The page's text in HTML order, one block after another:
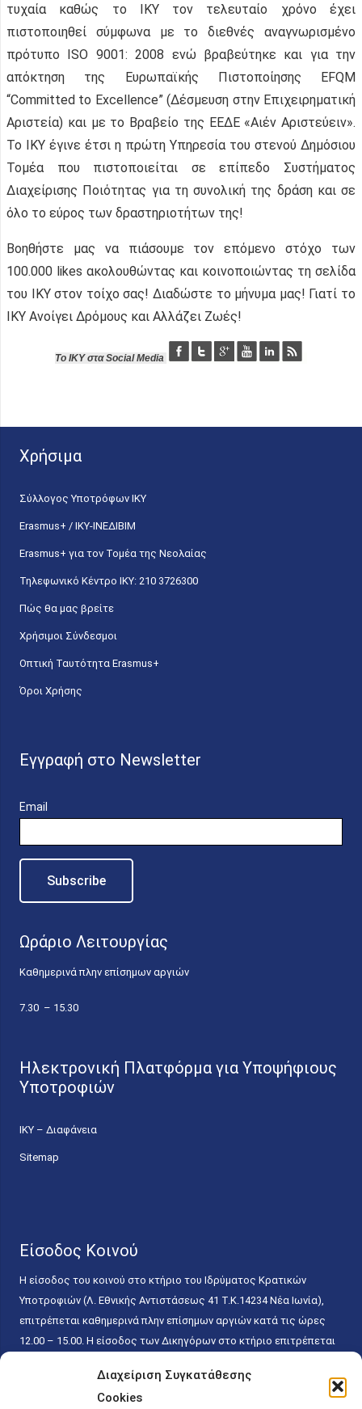
Διαχείριση Συγκατάθεσης
Cookies
τυχαία καθώς το ΙΚΥ τον τελευταίο χρόνο έχει
πιστοποιηθεί σύμφωνα με το διεθνές αναγνωρισμένο
πρότυπο ISO 9001: 2008 ενώ βραβεύτηκε και για την
απόκτηση της Ευρωπαϊκής Πιστοποίησης EFQM
“Committed to Excellence” (Δέσμευση στην Επιχειρηματική
Αριστεία) και με το Βραβείο της ΕΕΔΕ «Αιέν Αριστεύειν».
Το ΙΚΥ έγινε έτσι η πρώτη Υπηρεσία του στενού Δημόσιου
Τομέα που πιστοποιείται σε επίπεδο Συστήματος
Διαχείρισης Ποιότητας για τη συνολική της δράση και σε
όλο το εύρος των δραστηριοτήτων της!
Βοηθήστε μας να πιάσουμε τον επόμενο στόχο των
100.000 likes ακολουθώντας και κοινοποιώντας τη σελίδα
του ΙΚΥ στον τοίχο σας! Διαδώστε το μήνυμα μας! Γιατί το
ΙΚΥ Ανοίγει Δρόμους και Αλλάζει Ζωές!
Το ΙΚΥ στα Social Media
Χρήσιμα
Σύλλογος Υποτρόφων ΙΚΥ
Erasmus+ / ΙΚΥ-ΙΝΕΔΙΒΙΜ
Erasmus+ για τον Τομέα της Νεολαίας
Τηλεφωνικό Κέντρο IKY: 210 3726300
Πώς θα μας βρείτε
Χρήσιμοι Σύνδεσμοι
Οπτική Ταυτότητα Erasmus+
Όροι Χρήσης
Εγγραφή στο Newsletter
Email
Ωράριο Λειτουργίας
Καθημερινά πλην επίσημων αργιών
7.30 – 15.30
Ηλεκτρονική Πλατφόρμα για Υποψήφιους
Υποτροφιών
ΙΚΥ – Διαφάνεια
Sitemap
Είσοδος Κοινού
Η είσοδος του κοινού στο κτήριο του Ιδρύματος Κρατικών
Υποτροφιών (Λ. Εθνικής Αντιστάσεως 41 T.K.14234 Νέα Ιωνία),
επιτρέπεται καθημερινά πλην επίσημων αργιών κατά τις ώρες
12.00 – 15.00. Η είσοδος των Δικηγόρων στο κτήριο επιτρέπεται
κάθε εργάσιμη ημέρα και ώρα χωρίς κανέναν χρονικό ή άλλο
περιορισμό. Η είσοδος του κοινού ειδικά στο γραφείο του